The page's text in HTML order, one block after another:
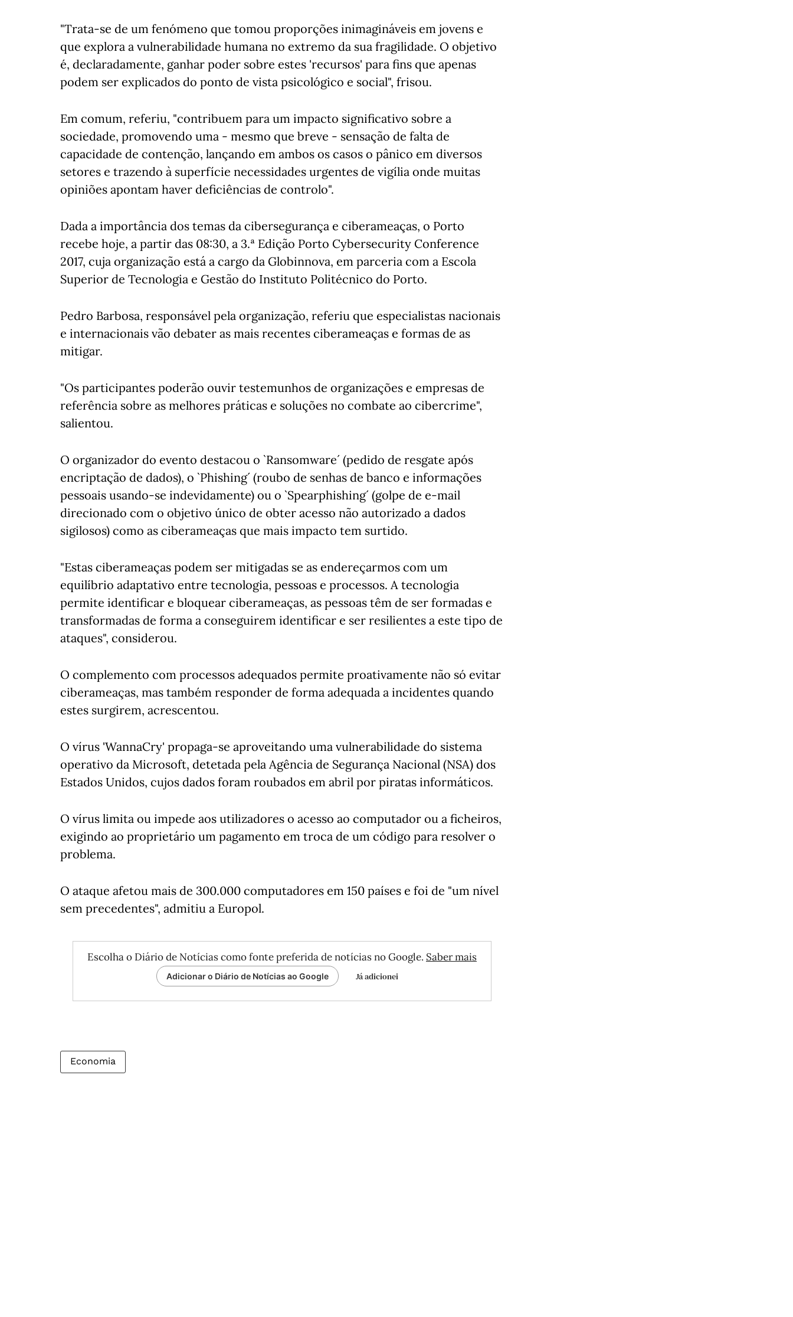
"Trata-se de um fenómeno que tomou proporções inimagináveis em jovens e
que explora a vulnerabilidade humana no extremo da sua fragilidade. O objetivo
é, declaradamente, ganhar poder sobre estes 'recursos' para fins que apenas
podem ser explicados do ponto de vista psicológico e social", frisou.
Em comum, referiu, "contribuem para um impacto significativo sobre a
sociedade, promovendo uma - mesmo que breve - sensação de falta de
capacidade de contenção, lançando em ambos os casos o pânico em diversos
setores e trazendo à superfície necessidades urgentes de vigília onde muitas
opiniões apontam haver deficiências de controlo".
Dada a importância dos temas da cibersegurança e ciberameaças, o Porto
recebe hoje, a partir das 08:30, a 3.ª Edição Porto Cybersecurity Conference
2017, cuja organização está a cargo da Globinnova, em parceria com a Escola
Superior de Tecnologia e Gestão do Instituto Politécnico do Porto.
Pedro Barbosa, responsável pela organização, referiu que especialistas nacionais
e internacionais vão debater as mais recentes ciberameaças e formas de as
mitigar.
"Os participantes poderão ouvir testemunhos de organizações e empresas de
referência sobre as melhores práticas e soluções no combate ao cibercrime",
salientou.
O organizador do evento destacou o `Ransomware´ (pedido de resgate após
encriptação de dados), o `Phishing´ (roubo de senhas de banco e informações
pessoais usando-se indevidamente) ou o `Spearphishing´ (golpe de e-mail
direcionado com o objetivo único de obter acesso não autorizado a dados
sigilosos) como as ciberameaças que mais impacto tem surtido.
"Estas ciberameaças podem ser mitigadas se as endereçarmos com um
equilíbrio adaptativo entre tecnologia, pessoas e processos. A tecnologia
permite identificar e bloquear ciberameaças, as pessoas têm de ser formadas e
transformadas de forma a conseguirem identificar e ser resilientes a este tipo de
ataques", considerou.
O complemento com processos adequados permite proativamente não só evitar
ciberameaças, mas também responder de forma adequada a incidentes quando
estes surgirem, acrescentou.
O vírus 'WannaCry' propaga-se aproveitando uma vulnerabilidade do sistema
operativo da Microsoft, detetada pela Agência de Segurança Nacional (NSA) dos
Estados Unidos, cujos dados foram roubados em abril por piratas informáticos.
O vírus limita ou impede aos utilizadores o acesso ao computador ou a ficheiros,
exigindo ao proprietário um pagamento em troca de um código para resolver o
problema.
O ataque afetou mais de 300.000 computadores em 150 países e foi de "um nível
sem precedentes", admitiu a Europol.
Escolha o Diário de Notícias como fonte preferida de notícias no Google. Saber mais
Adicionar o Diário de Notícias ao Google Já adicionei
Economia